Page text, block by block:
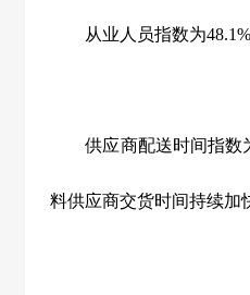
从业人员指数为48.1%
供应商配送时间指数
料供应商交货时间持续加